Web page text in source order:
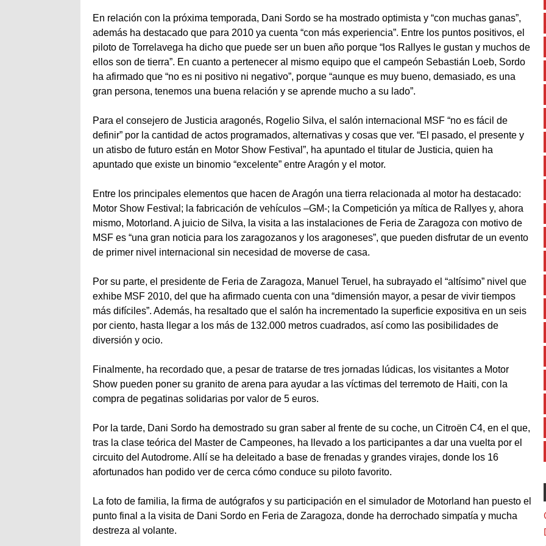
En relación con la próxima temporada, Dani Sordo se ha mostrado optimista y “con muchas ganas”,
además ha destacado que para 2010 ya cuenta “con más experiencia”. Entre los puntos positivos, el
piloto de Torrelavega ha dicho que puede ser un buen año porque “los Rallyes le gustan y muchos de
ellos son de tierra”. En cuanto a pertenecer al mismo equipo que el campeón Sebastián Loeb, Sordo
ha afirmado que “no es ni positivo ni negativo”, porque “aunque es muy bueno, demasiado, es una
gran persona, tenemos una buena relación y se aprende mucho a su lado”.
Para el consejero de Justicia aragonés, Rogelio Silva, el salón internacional MSF “no es fácil de
definir” por la cantidad de actos programados, alternativas y cosas que ver. “El pasado, el presente y
un atisbo de futuro están en Motor Show Festival”, ha apuntado el titular de Justicia, quien ha
apuntado que existe un binomio “excelente” entre Aragón y el motor.
Entre los principales elementos que hacen de Aragón una tierra relacionada al motor ha destacado:
Motor Show Festival; la fabricación de vehículos –GM-; la Competición ya mítica de Rallyes y, ahora
mismo, Motorland. A juicio de Silva, la visita a las instalaciones de Feria de Zaragoza con motivo de
MSF es “una gran noticia para los zaragozanos y los aragoneses”, que pueden disfrutar de un evento
de primer nivel internacional sin necesidad de moverse de casa.
Por su parte, el presidente de Feria de Zaragoza, Manuel Teruel, ha subrayado el “altísimo” nivel que
exhibe MSF 2010, del que ha afirmado cuenta con una “dimensión mayor, a pesar de vivir tiempos
más difíciles”. Además, ha resaltado que el salón ha incrementado la superficie expositiva en un seis
por ciento, hasta llegar a los más de 132.000 metros cuadrados, así como las posibilidades de
diversión y ocio.
Finalmente, ha recordado que, a pesar de tratarse de tres jornadas lúdicas, los visitantes a Motor
Show pueden poner su granito de arena para ayudar a las víctimas del terremoto de Haiti, con la
compra de pegatinas solidarias por valor de 5 euros.
Por la tarde, Dani Sordo ha demostrado su gran saber al frente de su coche, un Citroën C4, en el que,
tras la clase teórica del Master de Campeones, ha llevado a los participantes a dar una vuelta por el
circuito del Autodrome. Allí se ha deleitado a base de frenadas y grandes virajes, donde los 16
afortunados han podido ver de cerca cómo conduce su piloto favorito.
La foto de familia, la firma de autógrafos y su participación en el simulador de Motorland han puesto el
punto final a la visita de Dani Sordo en Feria de Zaragoza, donde ha derrochado simpatía y mucha
destreza al volante.